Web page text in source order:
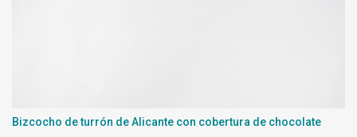
Bizcocho de turrón de Alicante con cobertura de chocolate